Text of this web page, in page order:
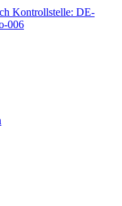
Kontrollstelle: DE-
006